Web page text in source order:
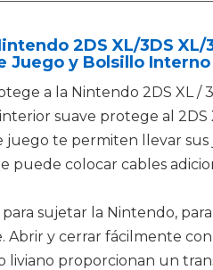
2DS XL/3DS XL/
Juego y Bolsillo Interno
a la Nintendo 2DS XL /
suave protege al 2DS
te permiten llevar sus
puede colocar cables
sujetar la Nintendo,
Abrir y cerrar fácilmente
liviano proporcionan un